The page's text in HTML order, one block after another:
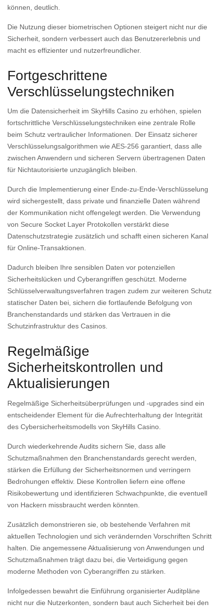
können, deutlich.
Die Nutzung dieser biometrischen Optionen steigert nicht nur die
Sicherheit, sondern verbessert auch das Benutzererlebnis und
macht es effizienter und nutzerfreundlicher.
Fortgeschrittene
Verschlüsselungstechniken
Um die Datensicherheit im SkyHills Casino zu erhöhen, spielen
fortschrittliche Verschlüsselungstechniken eine zentrale Rolle
beim Schutz vertraulicher Informationen. Der Einsatz sicherer
Verschlüsselungsalgorithmen wie AES-256 garantiert, dass alle
zwischen Anwendern und sicheren Servern übertragenen Daten
für Nichtautorisierte unzugänglich bleiben.
Durch die Implementierung einer Ende-zu-Ende-Verschlüsselung
wird sichergestellt, dass private und finanzielle Daten während
der Kommunikation nicht offengelegt werden. Die Verwendung
von Secure Socket Layer Protokollen verstärkt diese
Datenschutzstrategie zusätzlich und schafft einen sicheren Kanal
für Online-Transaktionen.
Dadurch bleiben Ihre sensiblen Daten vor potenziellen
Sicherheitslücken und Cyberangriffen geschützt. Moderne
Schlüsselverwaltungsverfahren tragen zudem zur weiteren Schutz
statischer Daten bei, sichern die fortlaufende Befolgung von
Branchenstandards und stärken das Vertrauen in die
Schutzinfrastruktur des Casinos.
Regelmäßige
Sicherheitskontrollen und
Aktualisierungen
Regelmäßige Sicherheitsüberprüfungen und -upgrades sind ein
entscheidender Element für die Aufrechterhaltung der Integrität
des Cybersicherheitsmodells von SkyHills Casino.
Durch wiederkehrende Audits sichern Sie, dass alle
Schutzmaßnahmen den Branchenstandards gerecht werden,
stärken die Erfüllung der Sicherheitsnormen und verringern
Bedrohungen effektiv. Diese Kontrollen liefern eine offene
Risikobewertung und identifizieren Schwachpunkte, die eventuell
von Hackern missbraucht werden könnten.
Zusätzlich demonstrieren sie, ob bestehende Verfahren mit
aktuellen Technologien und sich verändernden Vorschriften Schritt
halten. Die angemessene Aktualisierung von Anwendungen und
Schutzmaßnahmen trägt dazu bei, die Verteidigung gegen
moderne Methoden von Cyberangriffen zu stärken.
Infolgedessen bewahrt die Einführung organisierter Auditpläne
nicht nur die Nutzerkonten, sondern baut auch Sicherheit bei den